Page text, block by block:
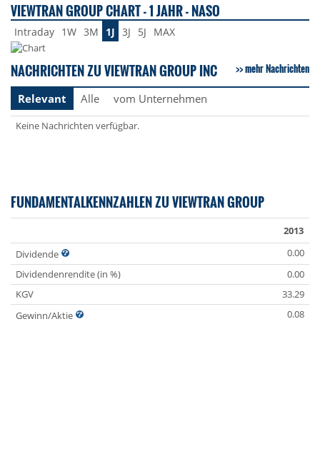
VIEWTRAN GROUP CHART - 1 JAHR - NASO
Intraday 1W 3M 1J 3J 5J MAX
NACHRICHTEN ZU VIEWTRAN GROUP INC mehr Nachrichten
Relevant Alle vom Unternehmen
Keine Nachrichten verfügbar.
FUNDAMENTALKENNZAHLEN ZU VIEWTRAN GROUP
2013
Dividende
0.00
Dividendenrendite (in %)
0.00
KGV
33.29
Gewinn/Aktie
0.08